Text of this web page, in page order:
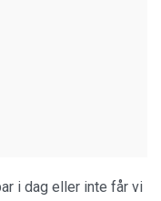
i dag eller inte får vi